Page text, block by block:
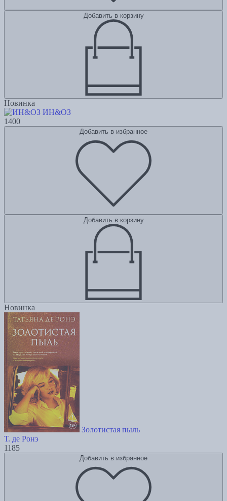
Добавить в корзину
Новинка
ИН&ОЗ
1400
Добавить в избранное
Добавить в корзину
Новинка
Золотистая пыль
Т. де Ронэ
1185
Добавить в избранное